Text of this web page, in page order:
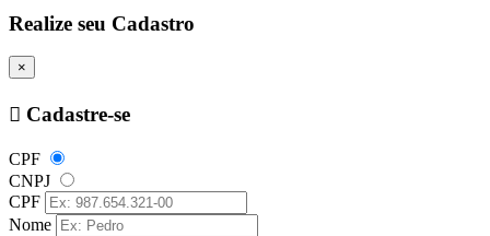
Realize seu Cadastro
×
Cadastre-se
CPF
CNPJ
CPF
Nome